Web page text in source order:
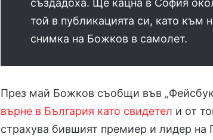
създадоха. Ще кацна в София
той в публикацията си, като към
снимка на Божков в самолет.
През май Божков съобщи във
върне в България като свидетел и от
страхува бившият премиер и лидер на